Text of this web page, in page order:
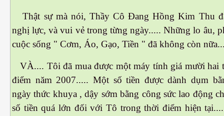
Thật sự mà nói, Thầy Cô Đang Hồng Kim Thu
nghị lực, và vui vẻ trong từng ngày..... Những lo âu,
cuộc sống " Cơm, Áo, Gạo, Tiền " đã không còn
VÀ.... Tôi đã mua được một máy tính giá mười hai
điểm năm 2007..... Một số tiền được dành dụm
ngày thức khuya , dậy sớm bằng công sức lao động
số tiền quá lớn đối với Tô trong thời điểm hiện